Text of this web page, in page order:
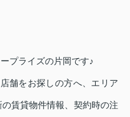
プライズの片岡です♪
舗をお探しの方へ、エリア
賃貸物件情報、契約時の注